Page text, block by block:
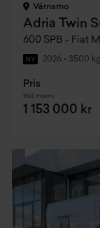
Värnamo
Adria Twin
600 SPB - Fiat
NY 2026 • 3500 kg
Pris
Inkl. moms
1 153 000 kr